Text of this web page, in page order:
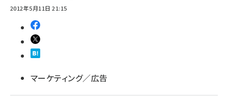
2012年5月11日 21:15
マーケティング／広告